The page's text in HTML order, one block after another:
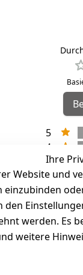
5
4
3
2
1
Ihre
Website und
werden. Es
weitere